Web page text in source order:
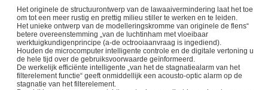
Het originele de structuurontwerp van de lawaaivermindering laat het toe
om tot een meer rustig en prettig milieu stiller te werken en te leiden.
Het unieke ontwerp van de modelleringskromme van originele de flens“
betere overeenstemming „van de luchtinham met vloeibaar
werktuigkundigenprincipe (a-de octrooiaanvraag is ingediend).
Houden de microcomputer intelligente controle en de digitale vertoning u
de hele tijd over de gebruiksvoorwaarde geïnformeerd.
De werkelijk efficiënte intelligente „van het de stagnatiealarm van het
filterelement functie“ geeft onmiddellijk een acousto-optic alarm op de
stagnatie van het filterelement.